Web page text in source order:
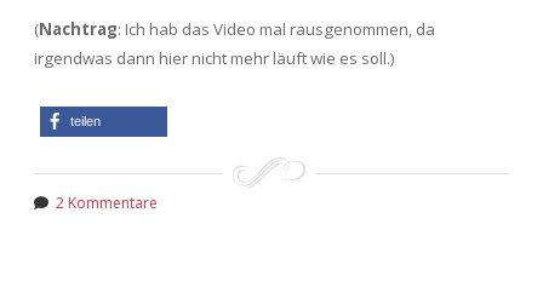
(Nachtrag: Ich hab das Video mal rausgenommen, da
irgendwas dann hier nicht mehr läuft wie es soll.)
teilen
2 Kommentare